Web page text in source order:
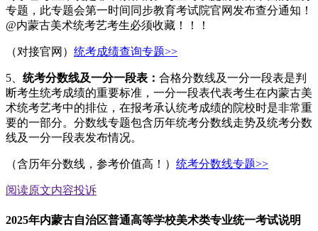
专题，此专题会第一时间同步教育考试院官网发布查分通知！
@内蒙古美术统考艺考生必须收藏！！！
（对接官网） 统考成绩查询专题>>
5、 统考分数线及一分一段表： 合格分数线及一分一段表是判
断考生统考成绩的重要标准，一分一段表代表考生在内蒙古美
术统考艺考中的排位，在报考承认统考成绩的院校时是非常重
要的一部分。分数线专题包含历年统考分数线走势及统考分数
线及一分一段表发布情况。
（含历年分数线，参考价值高！） 统考分数线专题>>
阅读原文内容投诉
2025年内蒙古自治区普通高等学校美术类专业统一考试说明